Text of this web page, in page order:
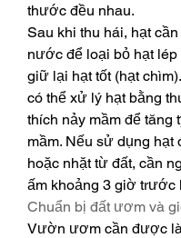
thước đều nhau.
Sau khi thu hái, hạt
nước để loại bỏ hạt lép
giữ lại hạt tốt (hạt
có thể xử lý hạt bằng
thích nảy mầm để tăng
mầm. Nếu sử dụng hạt
hoặc nhặt từ đất, cần
ấm khoảng 3 giờ trước
Chuẩn bị đất ươm và
Vườn ươm cần được